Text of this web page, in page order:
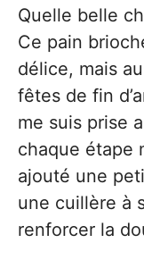
Quelle belle
Ce pain
délice, mais
fêtes de fin
me suis prise
chaque étape
ajouté une
une cuillère à
renforcer la